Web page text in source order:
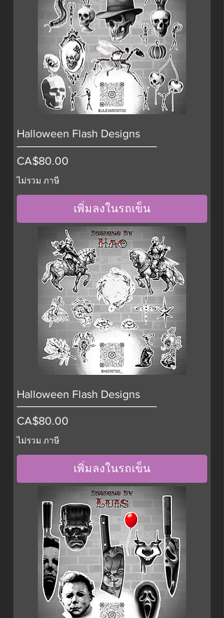
Halloween Flash Designs
ราคา
CA$80.00
ไม่รวม ภาษี
เพิ่มลงในรถเข็น
Halloween Flash Designs
ราคา
CA$80.00
ไม่รวม ภาษี
เพิ่มลงในรถเข็น